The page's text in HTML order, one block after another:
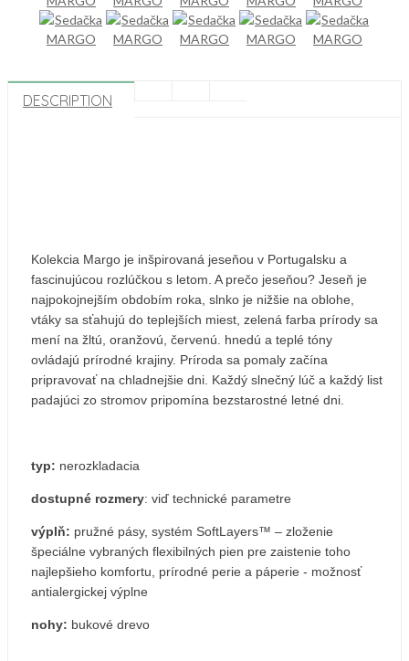
DESCRIPTION
Kolekcia Margo je inšpirovaná jeseňou v Portugalsku a
fascinujúcou rozlúčkou s letom. A prečo jeseňou? Jeseň je
najpokojnejším obdobím roka, slnko je nižšie na oblohe,
vtáky sa sťahujú do teplejších miest, zelená farba prírody sa
mení na žltú, oranžovú, červenú. hnedú a teplé tóny
ovládajú prírodné krajiny. Príroda sa pomaly začína
pripravovať na chladnejšie dni. Každý slnečný lúč a každý list
padajúci zo stromov pripomína bezstarostné letné dni.
typ: nerozkladacia
dostupné rozmery: viď technické parametre
výplň: pružné pásy, systém SoftLayers™ – zloženie
špeciálne vybraných flexibilných pien pre zaistenie toho
najlepšieho komfortu, prírodné perie a páperie - možnosť
antialergickej výplne
nohy: bukové drevo